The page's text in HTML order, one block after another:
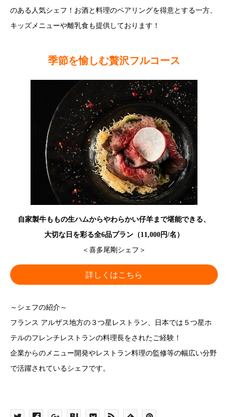
のある人気シェフ！お酒と料理のペアリングを得意とする一方、
キッズメニューや離乳食も提供しております！
季節を愉しむ贅沢フルコース
自家製牛ももの生ハムからやわらかい仔羊まで堪能できる、
大切な日を彩る全6品プラン（11,000円/名）
＜喜多尾剛シェフ＞
詳しくはこちら
～シェフの紹介～
フランス アルザス地方の３つ星レストラン、日本では５つ星ホ
テルのフレンチレストランの料理長をされたご経験！
企業からのメニュー開発やレストラン料理の監修等の幅広い分野
で活躍されているシェフです。